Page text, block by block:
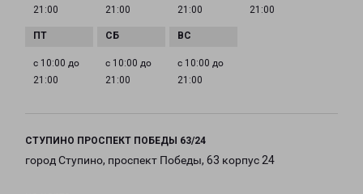
21:00
21:00
21:00
21:00
с 10:00 до
21:00
с 10:00 до
21:00
с 10:00 до
21:00
СТУПИНО ПРОСПЕКТ ПОБЕДЫ 63/24
город Ступино, проспект Победы, 63 корпус 24